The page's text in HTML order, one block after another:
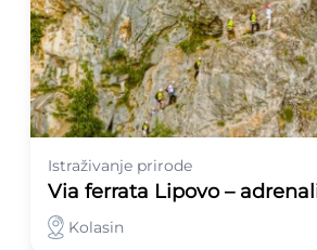
Istraživanje prirode
Kolasin